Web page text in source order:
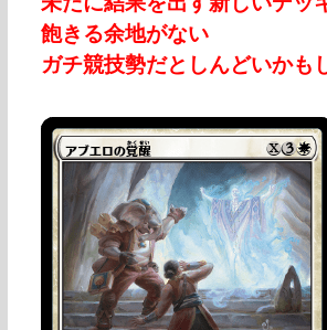
飽きる余地がない
ガチ競技勢だとしんどいかも